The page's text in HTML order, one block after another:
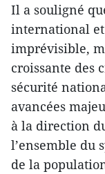
Il a souligné
international
imprévisible,
croissante des
sécurité
avancées
à la direction
l’ensemble du
de la